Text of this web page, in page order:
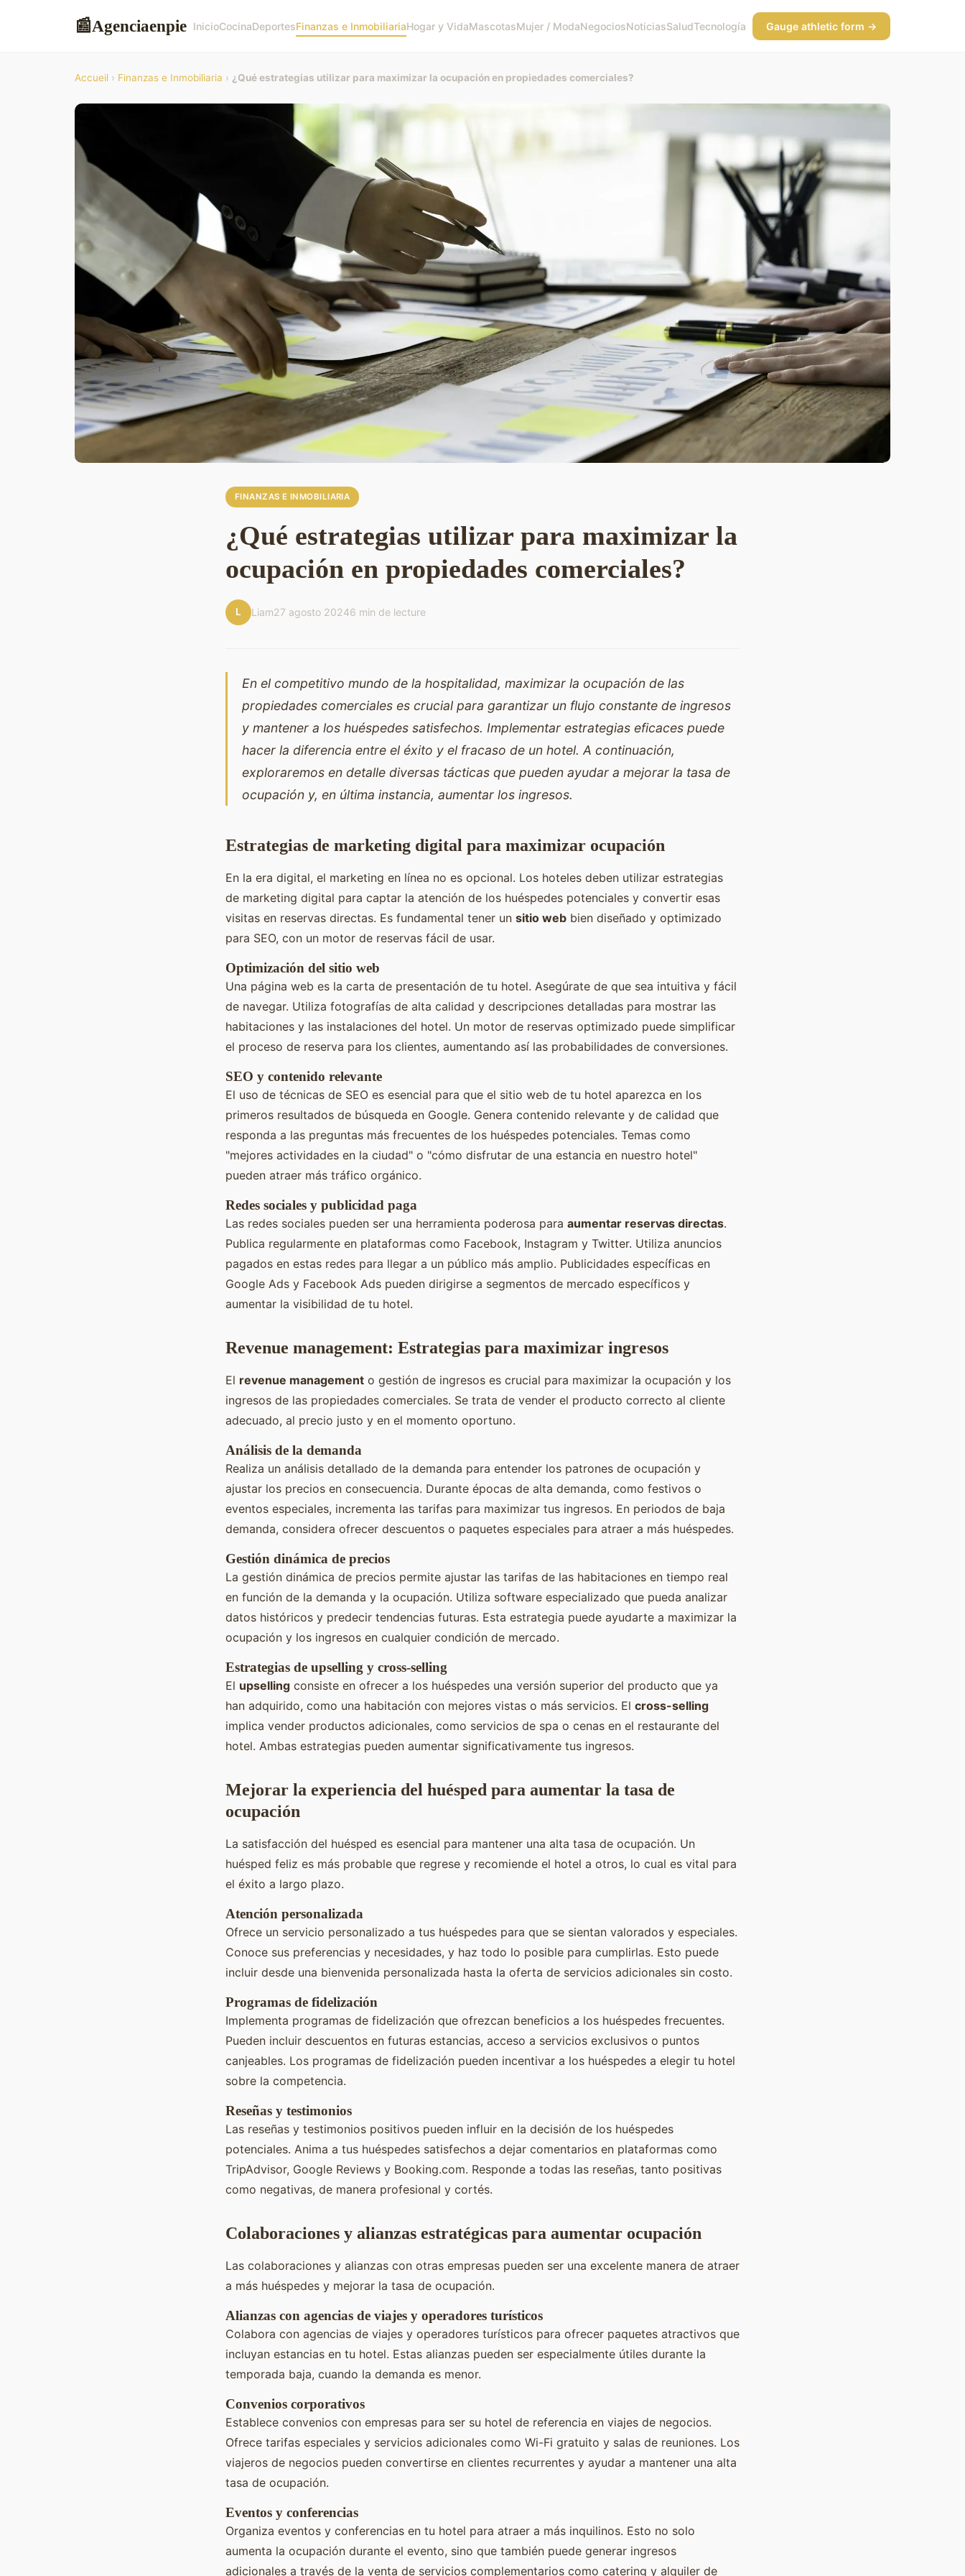
📰Agenciaenpie InicioCocinaDeportesFinanzas e InmobiliariaHogar y VidaMascotasMujer / ModaNegociosNoticiasSaludTecnología Gauge athletic form →
Accueil › Finanzas e Inmobiliaria › ¿Qué estrategias utilizar para maximizar la ocupación en propiedades comerciales?
FINANZAS E INMOBILIARIA
¿Qué estrategias utilizar para maximizar la
ocupación en propiedades comerciales?
L Liam27 agosto 20246 min de lecture
En el competitivo mundo de la hospitalidad, maximizar la ocupación de las
propiedades comerciales es crucial para garantizar un flujo constante de ingresos
y mantener a los huéspedes satisfechos. Implementar estrategias eficaces puede
hacer la diferencia entre el éxito y el fracaso de un hotel. A continuación,
exploraremos en detalle diversas tácticas que pueden ayudar a mejorar la tasa de
ocupación y, en última instancia, aumentar los ingresos.
Estrategias de marketing digital para maximizar ocupación
En la era digital, el marketing en línea no es opcional. Los hoteles deben utilizar estrategias
de marketing digital para captar la atención de los huéspedes potenciales y convertir esas
visitas en reservas directas. Es fundamental tener un sitio web bien diseñado y optimizado
para SEO, con un motor de reservas fácil de usar.
Optimización del sitio web
Una página web es la carta de presentación de tu hotel. Asegúrate de que sea intuitiva y fácil
de navegar. Utiliza fotografías de alta calidad y descripciones detalladas para mostrar las
habitaciones y las instalaciones del hotel. Un motor de reservas optimizado puede simplificar
el proceso de reserva para los clientes, aumentando así las probabilidades de conversiones.
SEO y contenido relevante
El uso de técnicas de SEO es esencial para que el sitio web de tu hotel aparezca en los
primeros resultados de búsqueda en Google. Genera contenido relevante y de calidad que
responda a las preguntas más frecuentes de los huéspedes potenciales. Temas como
"mejores actividades en la ciudad" o "cómo disfrutar de una estancia en nuestro hotel"
pueden atraer más tráfico orgánico.
Redes sociales y publicidad paga
Las redes sociales pueden ser una herramienta poderosa para aumentar reservas directas.
Publica regularmente en plataformas como Facebook, Instagram y Twitter. Utiliza anuncios
pagados en estas redes para llegar a un público más amplio. Publicidades específicas en
Google Ads y Facebook Ads pueden dirigirse a segmentos de mercado específicos y
aumentar la visibilidad de tu hotel.
Revenue management: Estrategias para maximizar ingresos
El revenue management o gestión de ingresos es crucial para maximizar la ocupación y los
ingresos de las propiedades comerciales. Se trata de vender el producto correcto al cliente
adecuado, al precio justo y en el momento oportuno.
Análisis de la demanda
Realiza un análisis detallado de la demanda para entender los patrones de ocupación y
ajustar los precios en consecuencia. Durante épocas de alta demanda, como festivos o
eventos especiales, incrementa las tarifas para maximizar tus ingresos. En periodos de baja
demanda, considera ofrecer descuentos o paquetes especiales para atraer a más huéspedes.
Gestión dinámica de precios
La gestión dinámica de precios permite ajustar las tarifas de las habitaciones en tiempo real
en función de la demanda y la ocupación. Utiliza software especializado que pueda analizar
datos históricos y predecir tendencias futuras. Esta estrategia puede ayudarte a maximizar la
ocupación y los ingresos en cualquier condición de mercado.
Estrategias de upselling y cross-selling
El upselling consiste en ofrecer a los huéspedes una versión superior del producto que ya
han adquirido, como una habitación con mejores vistas o más servicios. El cross-selling
implica vender productos adicionales, como servicios de spa o cenas en el restaurante del
hotel. Ambas estrategias pueden aumentar significativamente tus ingresos.
Mejorar la experiencia del huésped para aumentar la tasa de
ocupación
La satisfacción del huésped es esencial para mantener una alta tasa de ocupación. Un
huésped feliz es más probable que regrese y recomiende el hotel a otros, lo cual es vital para
el éxito a largo plazo.
Atención personalizada
Ofrece un servicio personalizado a tus huéspedes para que se sientan valorados y especiales.
Conoce sus preferencias y necesidades, y haz todo lo posible para cumplirlas. Esto puede
incluir desde una bienvenida personalizada hasta la oferta de servicios adicionales sin costo.
Programas de fidelización
Implementa programas de fidelización que ofrezcan beneficios a los huéspedes frecuentes.
Pueden incluir descuentos en futuras estancias, acceso a servicios exclusivos o puntos
canjeables. Los programas de fidelización pueden incentivar a los huéspedes a elegir tu hotel
sobre la competencia.
Reseñas y testimonios
Las reseñas y testimonios positivos pueden influir en la decisión de los huéspedes
potenciales. Anima a tus huéspedes satisfechos a dejar comentarios en plataformas como
TripAdvisor, Google Reviews y Booking.com. Responde a todas las reseñas, tanto positivas
como negativas, de manera profesional y cortés.
Colaboraciones y alianzas estratégicas para aumentar ocupación
Las colaboraciones y alianzas con otras empresas pueden ser una excelente manera de atraer
a más huéspedes y mejorar la tasa de ocupación.
Alianzas con agencias de viajes y operadores turísticos
Colabora con agencias de viajes y operadores turísticos para ofrecer paquetes atractivos que
incluyan estancias en tu hotel. Estas alianzas pueden ser especialmente útiles durante la
temporada baja, cuando la demanda es menor.
Convenios corporativos
Establece convenios con empresas para ser su hotel de referencia en viajes de negocios.
Ofrece tarifas especiales y servicios adicionales como Wi-Fi gratuito y salas de reuniones. Los
viajeros de negocios pueden convertirse en clientes recurrentes y ayudar a mantener una alta
tasa de ocupación.
Eventos y conferencias
Organiza eventos y conferencias en tu hotel para atraer a más inquilinos. Esto no solo
aumenta la ocupación durante el evento, sino que también puede generar ingresos
adicionales a través de la venta de servicios complementarios como catering y alquiler de